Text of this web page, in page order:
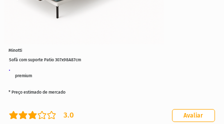
premium
Sofá com suporte Patio 307x98A87cm
3.0
classificação média é 3 de 5
Avaliar
* Preço estimado de mercado
Minotti